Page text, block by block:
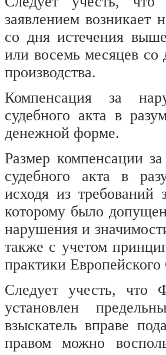
заявлением возникает
со дня истечения
или восемь месяцев со
производства.
Компенсация за
судебного акта в
денежной форме.
Размер компенсации
судебного акта в
исходя из требований
которому было
нарушения и
также с учетом
практики
Следует учесть,
установлен
взыскатель вправе
правом можно